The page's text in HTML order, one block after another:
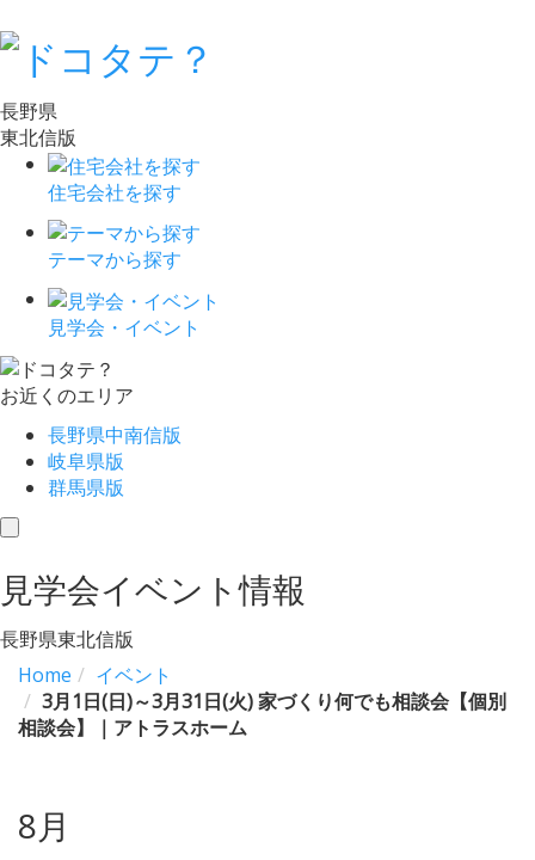
長野県
東北信版
住宅会社を探す
テーマから探す
見学会・イベント
お近くのエリア
長野県中南信版
岐阜県版
群馬県版
toggle
見学会イベント情報
長野県東北信版
Home
イベント
3月1日(日)～3月31日(火) 家づくり何でも相談会【個別
相談会】｜アトラスホーム
8月